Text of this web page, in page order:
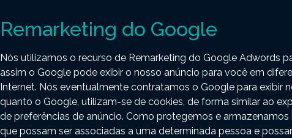
Remarketing do Google
Nós utilizamos o recurso de Remarketing do Google Adwords
assim o Google pode exibir o nosso anúncio para você em
Internet. Nós eventualmente contratamos o Google para exibir
quanto o Google, utilizam-se de cookies, de forma similar ao
de preferências de anúncio. Como protegemos e
que possam ser associadas a uma determinada pessoa e